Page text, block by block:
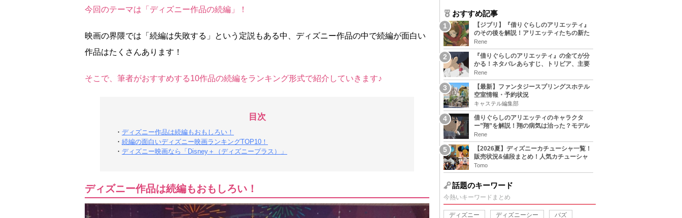
今回のテーマは「ディズニー作品の続編」！
映画の界隈では「続編は失敗する」という定説もある中、ディズニー作品の中で続編が面白い
作品はたくさんあります！
そこで、筆者がおすすめする10作品の続編をランキング形式で紹介していきます♪
目次
・ ディズニー作品は続編もおもしろい！
・ 続編の面白いディズニー映画ランキングTOP10！
・ ディズニー映画なら「Disney＋（ディズニープラス）」
ディズニー作品は続編もおもしろい！
おすすめ記事
【ジブリ】『借りぐらしのアリエッティ』
のその後を解説！アリエッティたちの新た
な住処は？翔の病気は治る？
Rene
『借りぐらしのアリエッティ』の全てが分
かる！ネタバレあらすじ、トリビア、主要
キャラまとめ！
Rene
【最新】ファンタジースプリングスホテル
空室情報・予約状況
キャステル編集部
借りぐらしのアリエッティのキャラクタ
ー”翔”を解説！翔の病気は治った？モデル
は誰？
Rene
【2026夏】ディズニーカチューシャ一覧！
販売状況&値段まとめ！人気カチューシャ
をチェック
Tomo
話題のキーワード
今熱いキーワードまとめ
ディズニー ディズニーシー バズ